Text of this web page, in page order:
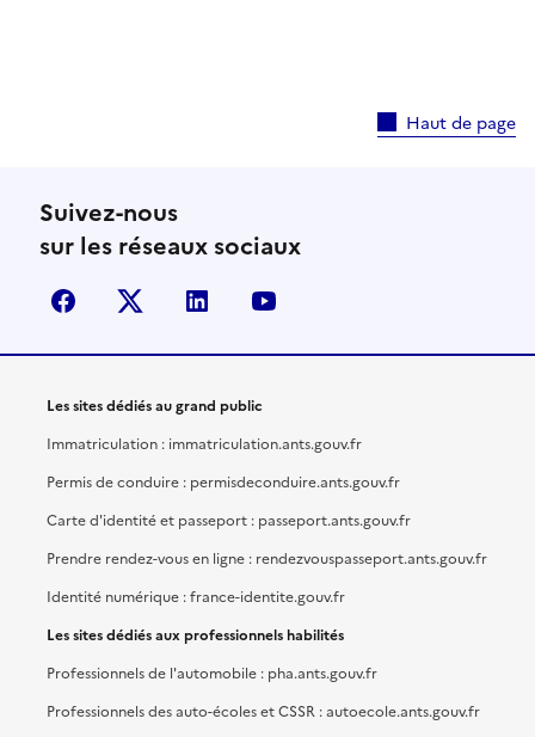
Haut de page
Suivez-nous
sur les réseaux sociaux
facebook X (anciennement Twitter)
linkedin
Les sites dédiés au grand public
Immatriculation : immatriculation.ants.gouv.fr
Permis de conduire : permisdeconduire.ants.gouv.fr
Carte d'identité et passeport : passeport.ants.gouv.fr
Prendre rendez-vous en ligne : rendezvouspasseport.ants.gouv.fr
Identité numérique : france-identite.gouv.fr
Les sites dédiés aux professionnels habilités
Professionnels de l'automobile : pha.ants.gouv.fr
Professionnels des auto-écoles et CSSR : autoecole.ants.gouv.fr